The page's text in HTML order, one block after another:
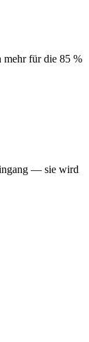
mehr für die 85 %
— sie wird